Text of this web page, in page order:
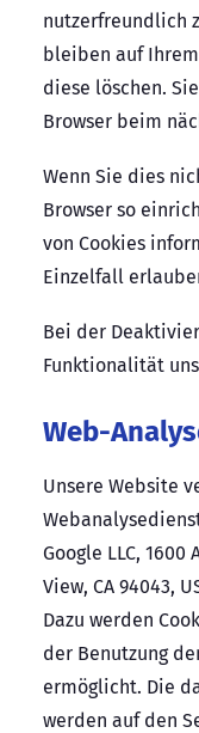
nutzerfreundlich
bleiben auf
diese löschen.
Browser beim
Wenn Sie dies
Browser so
von Cookies
Einzelfall
Bei der
Funktionalität
Web-
Unsere Website
Google LLC,
View, CA 94043,
Dazu werden
der Benutzung
ermöglicht. Die
werden auf den